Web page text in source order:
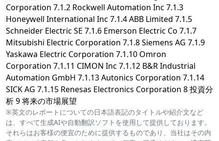
Corporation 7.1.2 Rockwell Automation Inc 7.1.3
Honeywell International Inc 7.1.4 ABB Limited 7.1.5
Schneider Electric SE 7.1.6 Emerson Electric Co 7.1.7
Mitsubishi Electric Corporation 7.1.8 Siemens AG 7.1.9
Yaskawa Electric Corporation 7.1.10 Omron
Corporation 7.1.11 CIMON Inc 7.1.12 B&R Industrial
Automation GmbH 7.1.13 Autonics Corporation 7.1.14
SICK AG 7.1.15 Renesas Electronics Corporation 8 投資分
析 9 将来の市場展望
※英文のレポートについての日本語表記のタイトルや紹介文など
は、すべて生成AIや自動翻訳ソフトを使用して提供しております。
それらはお客様の便宜のために提供するものであり、当社はその内